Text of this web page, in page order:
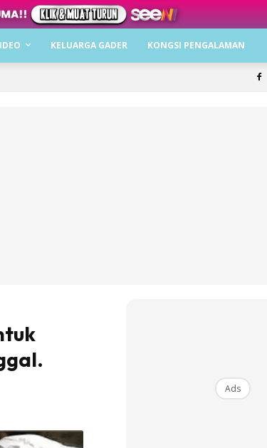
KELUARGA GADER KONGSI PENGALAMAN
Ads